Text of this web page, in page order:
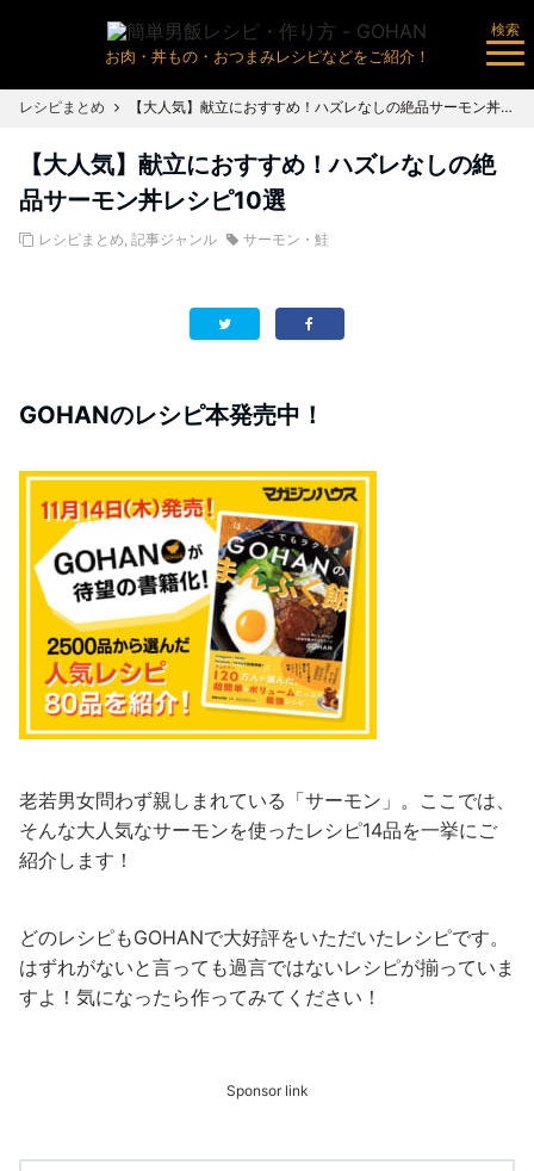
お肉・丼もの・おつまみレシピなどをご紹介！
検索
レシピまとめ 【大人気】献立におすすめ！ハズレなしの絶品サーモン丼レシピ10選
【大人気】献立におすすめ！ハズレなしの絶
品サーモン丼レシピ10選
レシピまとめ, 記事ジャンル サーモン・鮭
GOHANのレシピ本発売中！
老若男女問わず親しまれている「サーモン」。ここでは、
そんな大人気なサーモンを使ったレシピ14品を一挙にご
紹介します！
どのレシピもGOHANで大好評をいただいたレシピです。
はずれがないと言っても過言ではないレシピが揃っていま
すよ！気になったら作ってみてください！
Sponsor link